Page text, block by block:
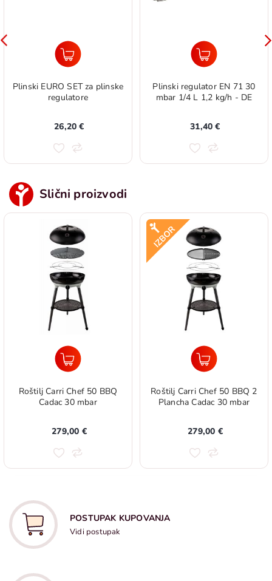
Plinski EURO SET za plinske
regulatore
26,20 €
Plinski regulator EN 71 30
mbar 1/4 L 1,2 kg/h - DE
31,40 €
Slični proizvodi
Roštilj Carri Chef 50 BBQ
Cadac 30 mbar
279,00 €
Roštilj Carri Chef 50 BBQ 2
Plancha Cadac 30 mbar
279,00 €
POSTUPAK KUPOVANJA
Vidi postupak